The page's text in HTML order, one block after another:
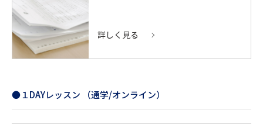
詳しく見る
●１DAYレッスン （通学/オンライン）